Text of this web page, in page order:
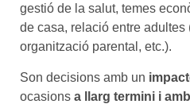
gestió de la salut, temes
de casa, relació entre adultes
organització parental, etc.).
Son decisions amb un
ocasions a llarg termini i